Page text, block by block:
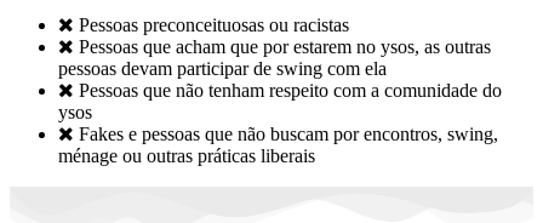
 Pessoas preconceituosas ou racistas
 Pessoas que acham que por estarem no ysos, as outras
pessoas devam participar de swing com ela
 Pessoas que não tenham respeito com a comunidade do
ysos
 Fakes e pessoas que não buscam por encontros, swing,
ménage ou outras práticas liberais